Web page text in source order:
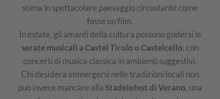
scena lo spettacolare paesaggio circostante come
fosse un film.
In estate, gli amanti della cultura possono godersi le
serate musicali a Castel Tirolo o Castelcello, con
concerti di musica classica in ambienti suggestivi.
Chi desidera immergersi nelle tradizioni locali non
può invece mancare allaStadelefest di Verano, una